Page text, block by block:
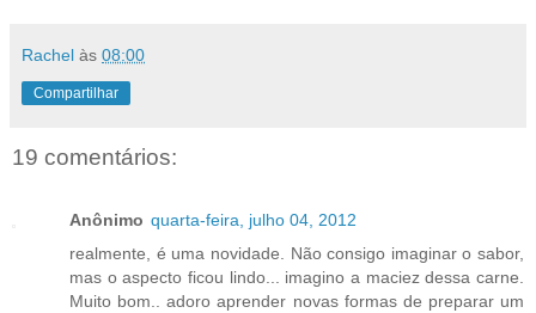
Rachel às 08:00
Compartilhar
19 comentários:
Anônimo quarta-feira, julho 04, 2012
realmente, é uma novidade. Não consigo imaginar o sabor,
mas o aspecto ficou lindo... imagino a maciez dessa carne.
Muito bom.. adoro aprender novas formas de preparar um